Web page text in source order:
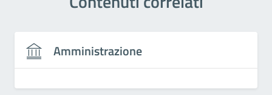
Amministrazione